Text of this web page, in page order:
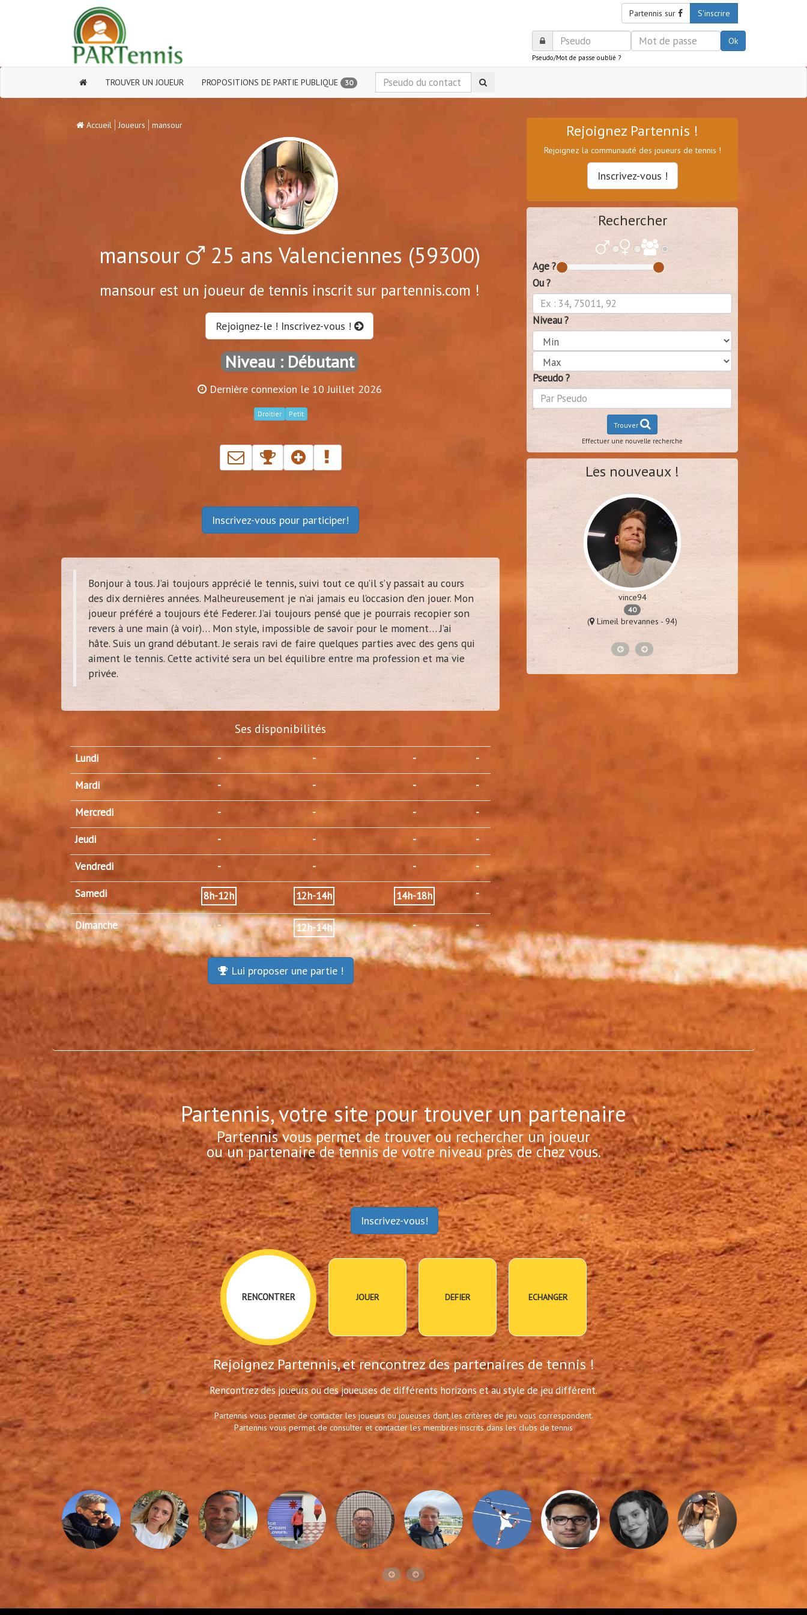
Partennis sur S'inscrire
Ok
Pseudo/Mot de passe oublié ?
TROUVER UN JOUEUR PROPOSITIONS DE PARTIE PUBLIQUE 30
Accueil Joueurs mansour
mansour 25 ans Valenciennes (59300)
mansour est un joueur de tennis inscrit sur partennis.com !
Rejoignez-le ! Inscrivez-vous !
Niveau : Débutant
Dernière connexion le 10 Juillet 2026
Droitier Petit
Inscrivez-vous pour participer!
Bonjour à tous. J’ai toujours apprécié le tennis, suivi tout ce qu’il s’y passait au cours
des dix dernières années. Malheureusement je n’ai jamais eu l’occasion d’en jouer. Mon
joueur préféré a toujours été Federer. J’ai toujours pensé que je pourrais recopier son
revers à une main (à voir)… Mon style, impossible de savoir pour le moment… J’ai
hâte. Suis un grand débutant. Je serais ravi de faire quelques parties avec des gens qui
aiment le tennis. Cette activité sera un bel équilibre entre ma profession et ma vie
privée.
Ses disponibilités
Lundi - - - -
Mardi - - - -
Mercredi - - - -
Jeudi - - - -
Vendredi - - - -
Samedi 8h-12h 12h-14h 14h-18h -
Dimanche - 12h-14h - -
Lui proposer une partie !
Rejoignez Partennis !
Rejoignez la communauté des joueurs de tennis !
Inscrivez-vous !
Rechercher
Age ?
Ou ?
Niveau ?
Pseudo ?
Trouver
Effectuer une nouvelle recherche
Les nouveaux !
cel92
Vanves - 92)
vince94
40
( Limeil brevannes - 94)
Partennis, votre site pour trouver un partenaire
Partennis vous permet de trouver ou rechercher un joueur
ou un partenaire de tennis de votre niveau près de chez vous.
Inscrivez-vous!
RENCONTRER JOUER DEFIER ECHANGER
Rejoignez Partennis, et rencontrez des partenaires de tennis !
Rencontrez des joueurs ou des joueuses de différents horizons et au style de jeu différent.
Partennis vous permet de contacter les joueurs ou joueuses dont les critères de jeu vous correspondent.
Partennis vous permet de consulter et contacter les membres inscrits dans les clubs de tennis